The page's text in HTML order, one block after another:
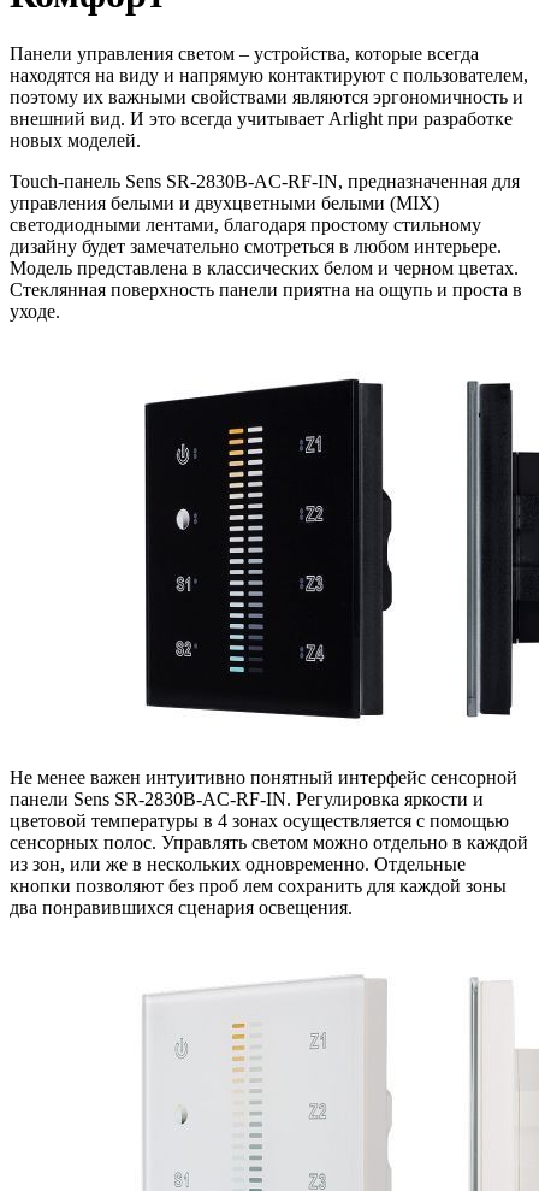
Панели управления светом – устройства, которые всегда
находятся на виду и напрямую контактируют с пользователем,
поэтому их важными свойствами являются эргономичность и
внешний вид. И это всегда учитывает Arlight при разработке
новых моделей.
Touch-панель Sens SR-2830B-AC-RF-IN, предназначенная для
управления белыми и двухцветными белыми (MIX)
светодиодными лентами, благодаря простому стильному
дизайну будет замечательно смотреться в любом интерьере.
Модель представлена в классических белом и черном цветах.
Стеклянная поверхность панели приятна на ощупь и проста в
уходе.
Не менее важен интуитивно понятный интерфейс сенсорной
панели Sens SR-2830B-AC-RF-IN. Регулировка яркости и
цветовой температуры в 4 зонах осуществляется с помощью
сенсорных полос. Управлять светом можно отдельно в каждой
из зон, или же в нескольких одновременно. Отдельные
кнопки позволяют без проб лем сохранить для каждой зоны
два понравившихся сценария освещения.